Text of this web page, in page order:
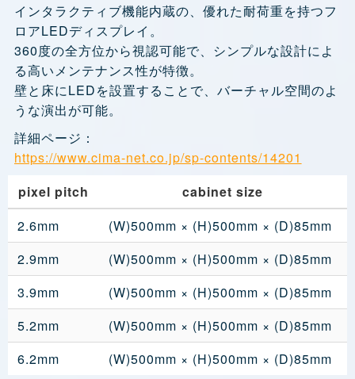
インタラクティブ機能内蔵の、優れた耐荷重を持つフ
ロアLEDディスプレイ。
360度の全方位から視認可能で、シンプルな設計によ
る高いメンテナンス性が特徴。
壁と床にLEDを設置することで、バーチャル空間のよ
うな演出が可能。
詳細ページ：
https://www.cima-net.co.jp/sp-contents/14201
pixel pitch
cabinet size
2.6mm
(W)500mm × (H)500mm × (D)85mm
2.9mm
(W)500mm × (H)500mm × (D)85mm
3.9mm
(W)500mm × (H)500mm × (D)85mm
5.2mm
(W)500mm × (H)500mm × (D)85mm
6.2mm
(W)500mm × (H)500mm × (D)85mm